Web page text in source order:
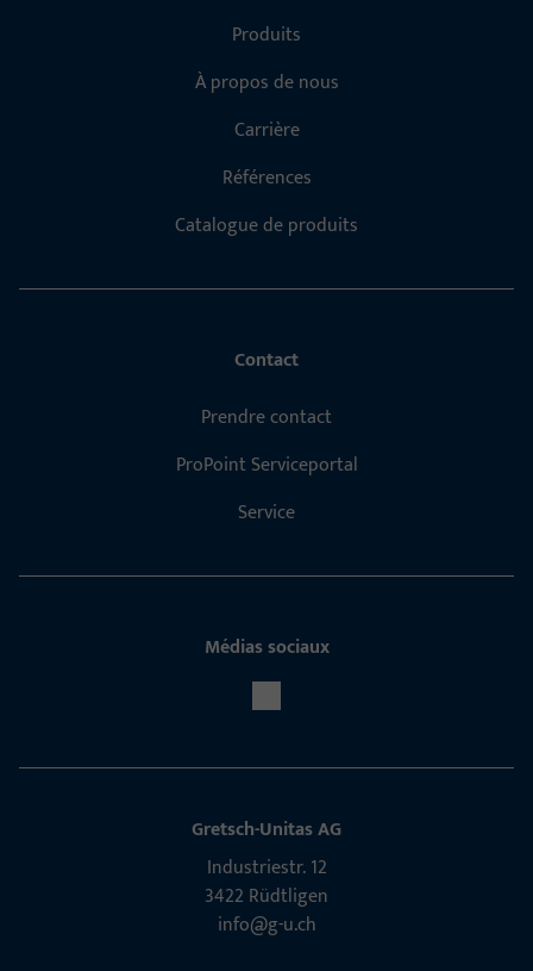
Produits
À propos de nous
Carrière
Références
Catalogue de produits
Contact
Prendre contact
ProPoint Serviceportal
Service
Médias sociaux
Gretsch-Unitas AG
Indu­s­triestr. 12
3422 Rüdt­ligen
info@g-u.ch